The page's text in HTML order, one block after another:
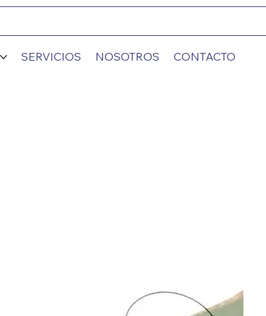
SERVICIOS NOSOTROS CONTACTO